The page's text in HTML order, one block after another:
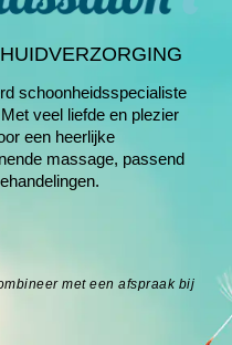
schoonheids­specialiste
veel liefde en plezier
een heerlijke
massage, passend
.
met een afspraak bij